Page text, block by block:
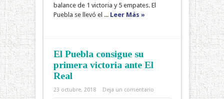
balance de 1 victoria y 5 empates. El
Puebla se llevó el ... Leer Más »
El Puebla consigue su
primera victoria ante El
Real
23 octubre, 2018 Deja un comentario